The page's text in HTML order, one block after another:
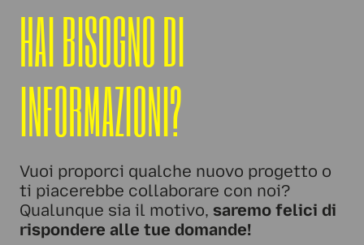
HAI BISOGNO DI
INFORMAZIONI?
Vuoi proporci qualche nuovo progetto o
ti piacerebbe collaborare con noi?
Qualunque sia il motivo, saremo felici di
rispondere alle tue domande!